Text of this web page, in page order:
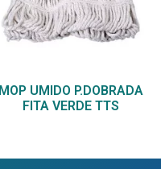
MOP UMIDO P.DOBRADA
FITA VERDE TTS